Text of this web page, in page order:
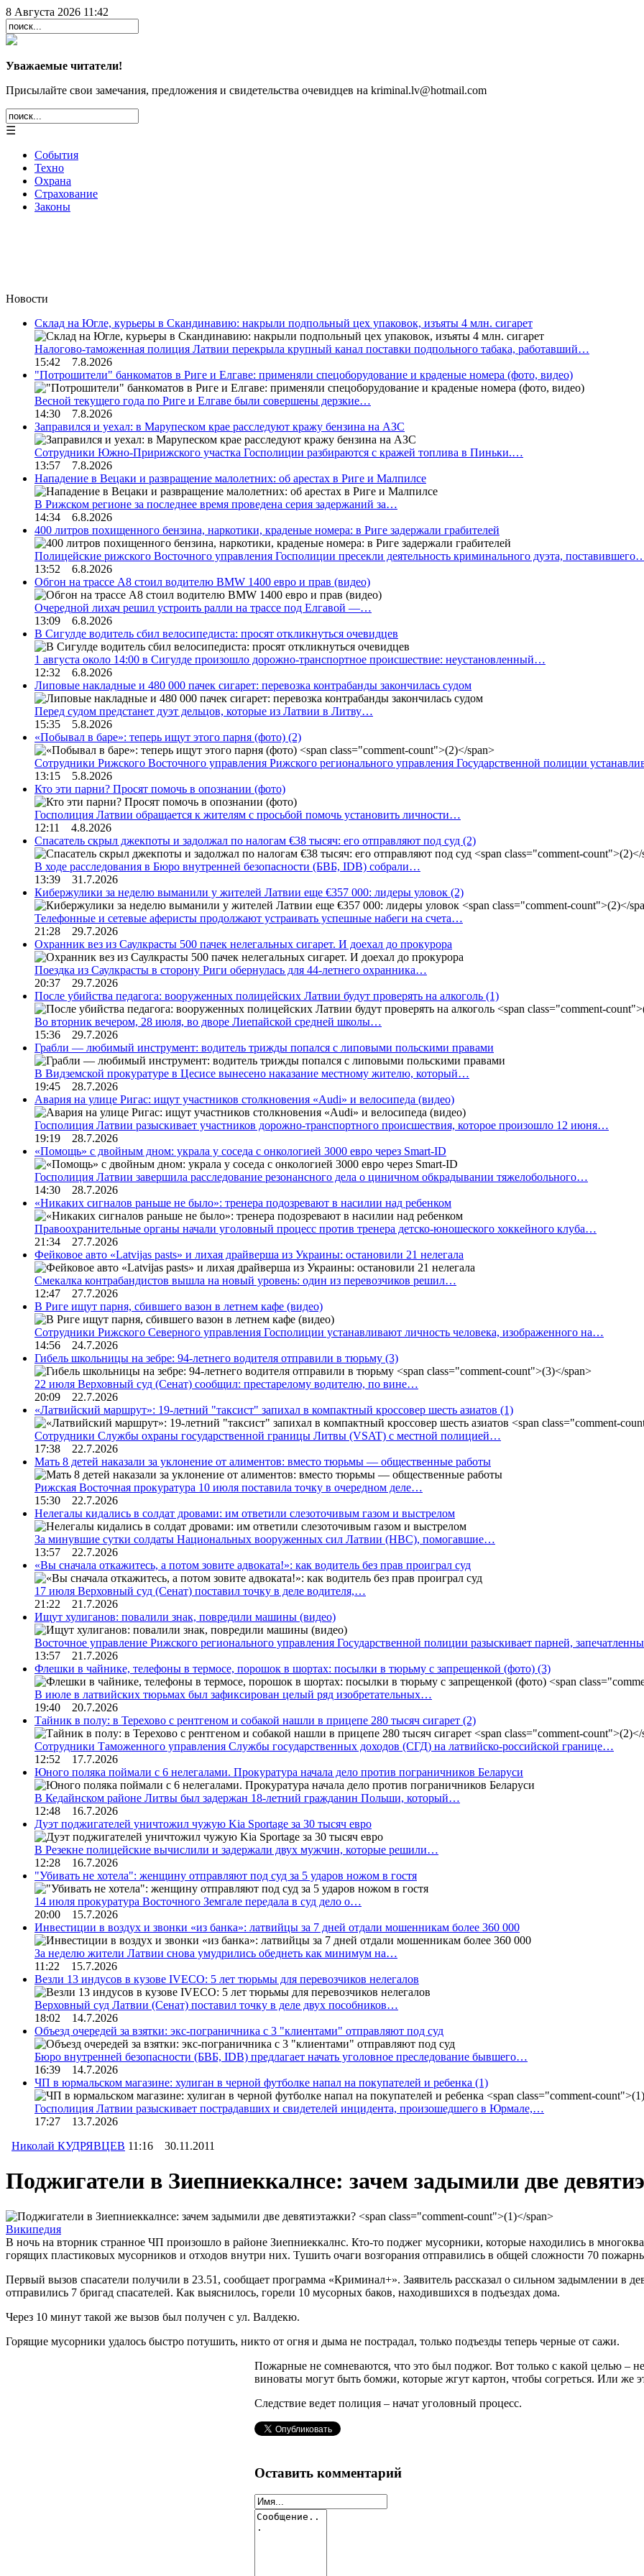
8 Августа 2026 11:42
Уважаемые читатели!
Присылайте свои замечания, предложения и свидетельства очевидцев на kriminal.lv@hotmail.com
☰
События
Техно
Охрана
Страхование
Законы
Новости
Склад на Югле, курьеры в Скандинавию: накрыли подпольный цех упаковок, изъяты 4 млн. сигарет
Налогово-таможенная полиция Латвии перекрыла крупный канал поставки подпольного табака, работавший…
15:42 7.8.2026
"Потрошители" банкоматов в Риге и Елгаве: применяли спецоборудование и краденые номера (фото, видео)
Весной текущего года по Риге и Елгаве были совершены дерзкие…
14:30 7.8.2026
Заправился и уехал: в Марупеском крае расследуют кражу бензина на АЗС
Сотрудники Южно-Пририжского участка Госполиции разбираются с кражей топлива в Пиньки.…
13:57 7.8.2026
Нападение в Вецаки и развращение малолетних: об арестах в Риге и Малпилсе
В Рижском регионе за последнее время проведена серия задержаний за…
14:34 6.8.2026
400 литров похищенного бензина, наркотики, краденые номера: в Риге задержали грабителей
Полицейские рижского Восточного управления Госполиции пресекли деятельность криминального дуэта,
13:52 6.8.2026
Обгон на трассе А8 стоил водителю BMW 1400 евро и прав (видео)
Очередной лихач решил устроить ралли на трассе под Елгавой —…
13:09 6.8.2026
В Сигулде водитель сбил велосипедиста: просят откликнуться очевидцев
1 августа около 14:00 в Сигулде произошло дорожно-транспортное происшествие: неустановленный…
12:32 6.8.2026
Липовые накладные и 480 000 пачек сигарет: перевозка контрабанды закончилась судом
Перед судом предстанет дуэт дельцов, которые из Латвии в Литву…
15:35 5.8.2026
«Побывал в баре»: теперь ищут этого парня (фото) (2)
Сотрудники Рижского Восточного управления Рижского регионального управления Государственной полиции
13:15 5.8.2026
Кто эти парни? Просят помочь в опознании (фото)
Госполиция Латвии обращается к жителям с просьбой помочь установить личности…
12:11 4.8.2026
Спасатель скрыл джекпоты и задолжал по налогам €38 тысяч: его отправляют под суд (2)
В ходе расследования в Бюро внутренней безопасности (БВБ, IDB) собрали…
13:39 31.7.2026
Кибержулики за неделю выманили у жителей Латвии еще €357 000: лидеры уловок (2)
Телефонные и сетевые аферисты продолжают устраивать успешные набеги на счета…
21:28 29.7.2026
Охранник вез из Саулкрасты 500 пачек нелегальных сигарет. И доехал до прокурора
Поездка из Саулкрасты в сторону Риги обернулась для 44-летнего охранника…
20:37 29.7.2026
После убийства педагога: вооруженных полицейских Латвии будут проверять на алкоголь (1)
Во вторник вечером, 28 июля, во дворе Лиепайской средней школы…
15:36 29.7.2026
Грабли — любимый инструмент: водитель трижды попался с липовыми польскими правами
В Видземской прокуратуре в Цесисе вынесено наказание местному жителю, который…
19:45 28.7.2026
Авария на улице Ригас: ищут участников столкновения «Audi» и велосипеда (видео)
Госполиция Латвии разыскивает участников дорожно-транспортного происшествия, которое произошло 12 июня…
19:19 28.7.2026
«Помощь» с двойным дном: украла у соседа с онкологией 3000 евро через Smart-ID
Госполиция Латвии завершила расследование резонансного дела о циничном обкрадывании тяжелобольного…
14:30 28.7.2026
«Никаких сигналов раньше не было»: тренера подозревают в насилии над ребенком
Правоохранительные органы начали уголовный процесс против тренера детско-юношеского хоккейного клуба…
21:34 27.7.2026
Фейковое авто «Latvijas pasts» и лихая драйверша из Украины: остановили 21 нелегала
Смекалка контрабандистов вышла на новый уровень: один из перевозчиков решил…
12:47 27.7.2026
В Риге ищут парня, сбившего вазон в летнем кафе (видео)
Сотрудники Рижского Северного управления Госполиции устанавливают личность человека, изображенного на…
14:56 24.7.2026
Гибель школьницы на зебре: 94-летнего водителя отправили в тюрьму (3)
22 июля Верховный суд (Сенат) сообщил: престарелому водителю, по вине…
20:09 22.7.2026
«Латвийский маршрут»: 19-летний "таксист" запихал в компактный кроссовер шесть азиатов (1)
Сотрудники Службы охраны государственной границы Литвы (VSAT) с местной полицией…
17:38 22.7.2026
Мать 8 детей наказали за уклонение от алиментов: вместо тюрьмы — общественные работы
Рижская Восточная прокуратура 10 июля поставила точку в очередном деле…
15:30 22.7.2026
Нелегалы кидались в солдат дровами: им ответили слезоточивым газом и выстрелом
За минувшие сутки солдаты Национальных вооруженных сил Латвии (НВС), помогавшие…
13:57 22.7.2026
«Вы сначала откажитесь, а потом зовите адвоката!»: как водитель без прав проиграл суд
17 июля Верховный суд (Сенат) поставил точку в деле водителя,…
21:22 21.7.2026
Ищут хулиганов: повалили знак, повредили машины (видео)
Восточное управление Рижского регионального управления Государственной полиции разыскивает парней,
13:57 21.7.2026
Флешки в чайнике, телефоны в термосе, порошок в шортах: посылки в тюрьму с запрещенкой (фото) (3)
В июле в латвийских тюрьмах был зафиксирован целый ряд изобретательных…
19:40 20.7.2026
Тайник в полу: в Терехово с рентгеном и собакой нашли в прицепе 280 тысяч сигарет (2)
Сотрудники Таможенного управления Службы государственных доходов (СГД) на латвийско-российской границе…
12:52 17.7.2026
Юного поляка поймали с 6 нелегалами. Прокуратура начала дело против пограничников Беларуси
В Кедайнском районе Литвы был задержан 18-летний гражданин Польши, который…
12:48 16.7.2026
Дуэт поджигателей уничтожил чужую Kia Sportage за 30 тысяч евро
В Резекне полицейские вычислили и задержали двух мужчин, которые решили…
12:28 16.7.2026
"Убивать не хотела": женщину отправляют под суд за 5 ударов ножом в гостя
14 июля прокуратура Восточного Земгале передала в суд дело о…
20:00 15.7.2026
Инвестиции в воздух и звонки «из банка»: латвийцы за 7 дней отдали мошенникам более 360 000
За неделю жители Латвии снова умудрились обеднеть как минимум на…
11:22 15.7.2026
Везли 13 индусов в кузове IVECO: 5 лет тюрьмы для перевозчиков нелегалов
Верховный суд Латвии (Сенат) поставил точку в деле двух пособников…
18:02 14.7.2026
Объезд очередей за взятки: экс-пограничника с 3 "клиентами" отправляют под суд
Бюро внутренней безопасности (БВБ, IDB) предлагает начать уголовное преследование бывшего…
16:39 14.7.2026
ЧП в юрмальском магазине: хулиган в черной футболке напал на покупателей и ребенка (1)
Госполиция Латвии разыскивает пострадавших и свидетелей инцидента, произошедшего в Юрмале,…
17:27 13.7.2026
Николай КУДРЯВЦЕВ 11:16 30.11.2011
Поджигатели в Зиепниеккалнсе: зачем задымили две
Википедия
В ночь на вторник странное ЧП произошло в районе Зиепниеккалнс. Кто-то поджег мусорники, которые находились в
горящих пластиковых мусорников и отходов внутри них. Тушить очаги возгорания отправились в общей сложности 70
Первый вызов спасатели получили в 23.51, сообщает программа «Криминал+». Заявитель рассказал о сильном задымлении в
отправились 7 бригад спасателей. Как выяснилось, горели 10 мусорных баков, находившихся в подъездах дома.
Через 10 минут такой же вызов был получен с ул. Валдекю.
Горящие мусорники удалось быстро потушить, никто от огня и дыма не пострадал, только подъезды теперь черные от сажи.
Пожарные не сомневаются, что это был поджог. Вот только с какой целью –
виноваты могут быть бомжи, которые жгут картон, чтобы согреться. Или же
Следствие ведет полиция – начат уголовный процесс.
Оставить комментарий